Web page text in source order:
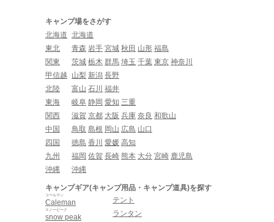
キャンプ場をさがす
北海道 北海道
東北
青森 岩手 宮城 秋田 山形 福島
関東
茨城 栃木 群馬 埼玉 千葉 東京 神奈川
甲信越
山梨 新潟 長野
北陸
富山 石川 福井
東海
岐阜 静岡 愛知 三重
関西
滋賀 京都 大阪 兵庫 奈良 和歌山
中国
鳥取 島根 岡山 広島 山口
四国
徳島 香川 愛媛 高知
九州
福岡 佐賀 長崎 熊本 大分 宮崎 鹿児島
沖縄
沖縄
キャンプギア(キャンプ用品・キャンプ道具)を探す
Caleman
コールマン
snow peak
スノーピーク
テント
ランタン